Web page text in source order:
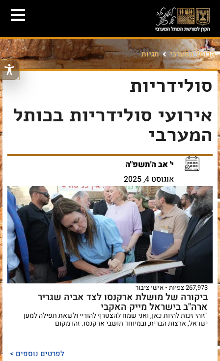
הכותל המערבי תגיות
סולידריות
אירועי סולידריות בכותל
המערבי
י' אב ה'תשפ"ה
אוגוסט 4, 2025
267,973 צפיות אישי ציבור
ביקורה של מושלת ארקנסו לצד אביה שגריר
ארה"ב בישראל מייק האקבי
"זוהי זכות להיות כאן, ואני שמח להצטרף להוריי ולשאת תפילה למען
ישראל, ארצות הברית, ובמיוחד תושבי ארקנסו. זהו מקום
לפרטים נוספים >